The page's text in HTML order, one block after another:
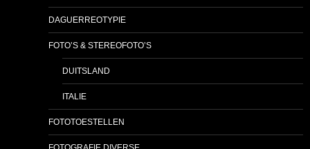
DAGUERREOTYPIE
FOTO’S & STEREOFOTO’S
DUITSLAND
ITALIE
FOTOTOESTELLEN